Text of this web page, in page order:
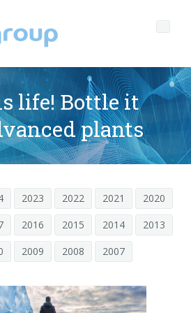
y Seguridad
RegulationPET/ rPET
life! Bottle it
plants
2023 2022 2021
2020
2016 2015 2014
2013
2009 2008 2007